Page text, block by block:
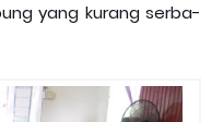
yang kurang serba-